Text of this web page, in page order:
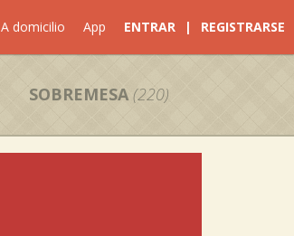
A domicilio App ENTRAR | REGISTRARSE
SOBREMESA (220)